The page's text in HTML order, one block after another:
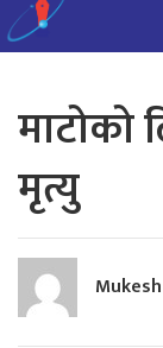
माटोको
मृत्यु